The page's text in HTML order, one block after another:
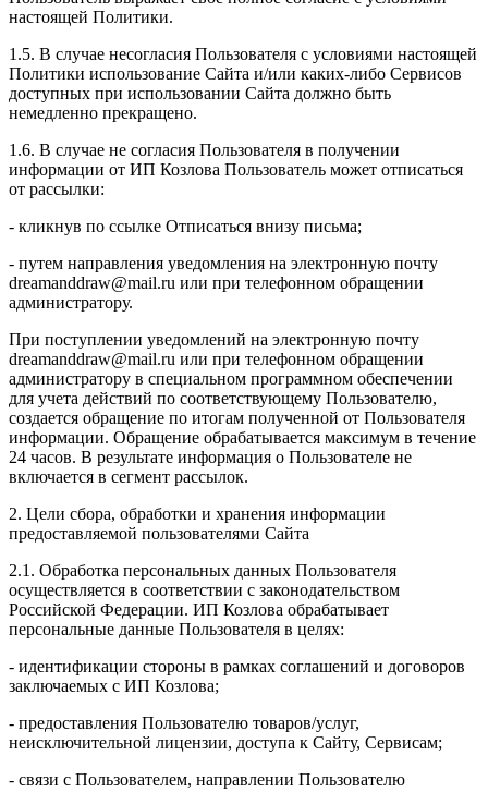
настоящей Политики.
1.5. В случае несогласия Пользователя с условиями настоящей
Политики использование Сайта и/или каких-либо Сервисов
доступных при использовании Сайта должно быть
немедленно прекращено.
1.6. В случае не согласия Пользователя в получении
информации от ИП Козлова Пользователь может отписаться
от рассылки:
- кликнув по ссылке Отписаться внизу письма;
- путем направления уведомления на электронную почту
dreamanddraw@mail.ru или при телефонном обращении
администратору.
При поступлении уведомлений на электронную почту
dreamanddraw@mail.ru или при телефонном обращении
администратору в специальном программном обеспечении
для учета действий по соответствующему Пользователю,
создается обращение по итогам полученной от Пользователя
информации. Обращение обрабатывается максимум в течение
24 часов. В результате информация о Пользователе не
включается в сегмент рассылок.
2. Цели сбора, обработки и хранения информации
предоставляемой пользователями Сайта
2.1. Обработка персональных данных Пользователя
осуществляется в соответствии с законодательством
Российской Федерации. ИП Козловa обрабатывает
персональные данные Пользователя в целях:
- идентификации стороны в рамках соглашений и договоров
заключаемых с ИП Козлова;
- предоставления Пользователю товаров/услуг,
неисключительной лицензии, доступа к Сайту, Сервисам;
- связи с Пользователем, направлении Пользователю